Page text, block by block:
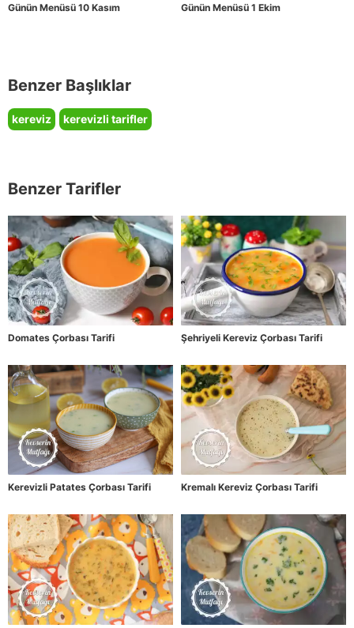
Günün Menüsü 10 Kasım Günün Menüsü 1 Ekim
Benzer Başlıklar
kereviz kerevizli tarifler
Benzer Tarifler
Domates Çorbası Tarifi Şehriyeli Kereviz Çorbası Tarifi
Kerevizli Patates Çorbası Tarifi Kremalı Kereviz Çorbası Tarifi